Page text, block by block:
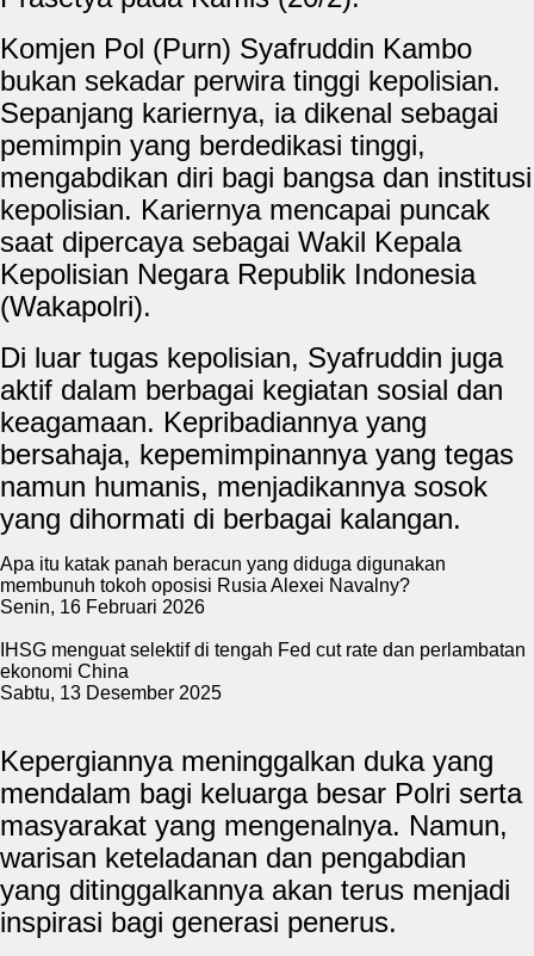
Komjen Pol (Purn) Syafruddin Kambo
bukan sekadar perwira tinggi kepolisian.
Sepanjang kariernya, ia dikenal sebagai
pemimpin yang berdedikasi tinggi,
mengabdikan diri bagi bangsa dan institusi
kepolisian. Kariernya mencapai puncak
saat dipercaya sebagai Wakil Kepala
Kepolisian Negara Republik Indonesia
(Wakapolri).
Di luar tugas kepolisian, Syafruddin juga
aktif dalam berbagai kegiatan sosial dan
keagamaan. Kepribadiannya yang
bersahaja, kepemimpinannya yang tegas
namun humanis, menjadikannya sosok
yang dihormati di berbagai kalangan.
Apa itu katak panah beracun yang diduga digunakan
membunuh tokoh oposisi Rusia Alexei Navalny?
Senin, 16 Februari 2026
IHSG menguat selektif di tengah Fed cut rate dan perlambatan
ekonomi China
Sabtu, 13 Desember 2025
Kepergiannya meninggalkan duka yang
mendalam bagi keluarga besar Polri serta
masyarakat yang mengenalnya. Namun,
warisan keteladanan dan pengabdian
yang ditinggalkannya akan terus menjadi
inspirasi bagi generasi penerus.